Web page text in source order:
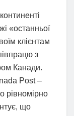
«останньої
клієнтам
з
Канади.
Post –
рівномірно
що